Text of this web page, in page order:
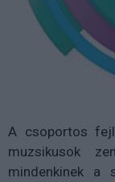
A csoportos
muzsikusok
mindenkinek a